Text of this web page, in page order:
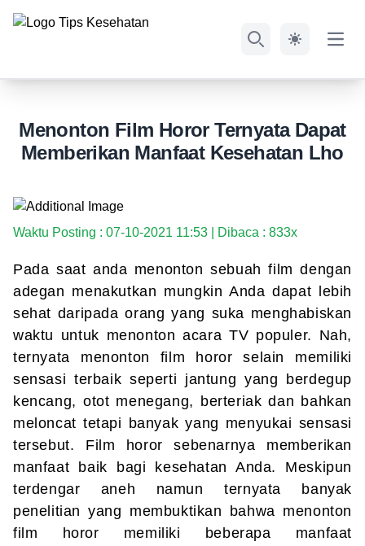
Menonton Film Horor Ternyata Dapat
Memberikan Manfaat Kesehatan Lho
Waktu Posting : 07-10-2021 11:53 | Dibaca : 833x
Pada saat anda menonton sebuah film dengan
adegan menakutkan mungkin Anda dapat lebih
sehat daripada orang yang suka menghabiskan
waktu untuk menonton acara TV populer. Nah,
ternyata menonton film horor selain memiliki
sensasi terbaik seperti jantung yang berdegup
kencang, otot menegang, berteriak dan bahkan
meloncat tetapi banyak yang menyukai sensasi
tersebut. Film horor sebenarnya memberikan
manfaat baik bagi kesehatan Anda. Meskipun
terdengar aneh namun ternyata banyak
penelitian yang membuktikan bahwa menonton
film horor memiliki beberapa manfaat